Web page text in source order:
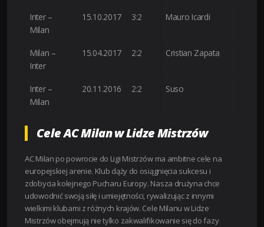
Inter –
Milan
15.10.2017 3:2 Mauro Icardi
Milan –
Inter
15.04.2017 2:2 Cristian Zapata
Inter –
Milan
20.11.2016 2:2 Suso
Cele AC Milan w Lidze Mistrzów
AC Milan po powrocie do Ligi Mistrzów ma ambitne cele na
europejskiej arenie. Klub dąży do osiągnięcia sukcesu i
zdobycia kolejnego Pucharu Europy. Nasza drużyna chce
udowodnić swoją siłę i umiejętności, rywalizując z innymi
wielkimi klubami z różnych krajów. Cele Milanu w Lidze
Mistrzów obejmują nie tylko zakwalifikowanie się do fazy